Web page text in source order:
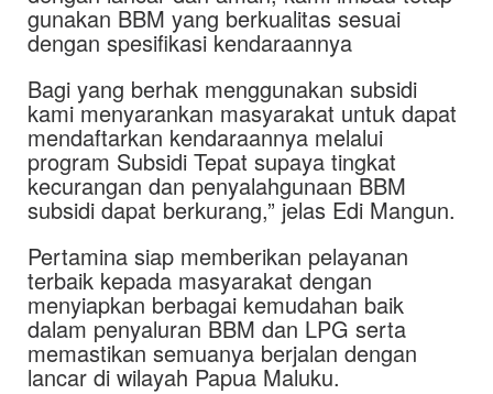
gunakan BBM yang berkualitas sesuai
dengan spesifikasi kendaraannya
Bagi yang berhak menggunakan subsidi
kami menyarankan masyarakat untuk dapat
mendaftarkan kendaraannya melalui
program Subsidi Tepat supaya tingkat
kecurangan dan penyalahgunaan BBM
subsidi dapat berkurang,” jelas Edi Mangun.
Pertamina siap memberikan pelayanan
terbaik kepada masyarakat dengan
menyiapkan berbagai kemudahan baik
dalam penyaluran BBM dan LPG serta
memastikan semuanya berjalan dengan
lancar di wilayah Papua Maluku.